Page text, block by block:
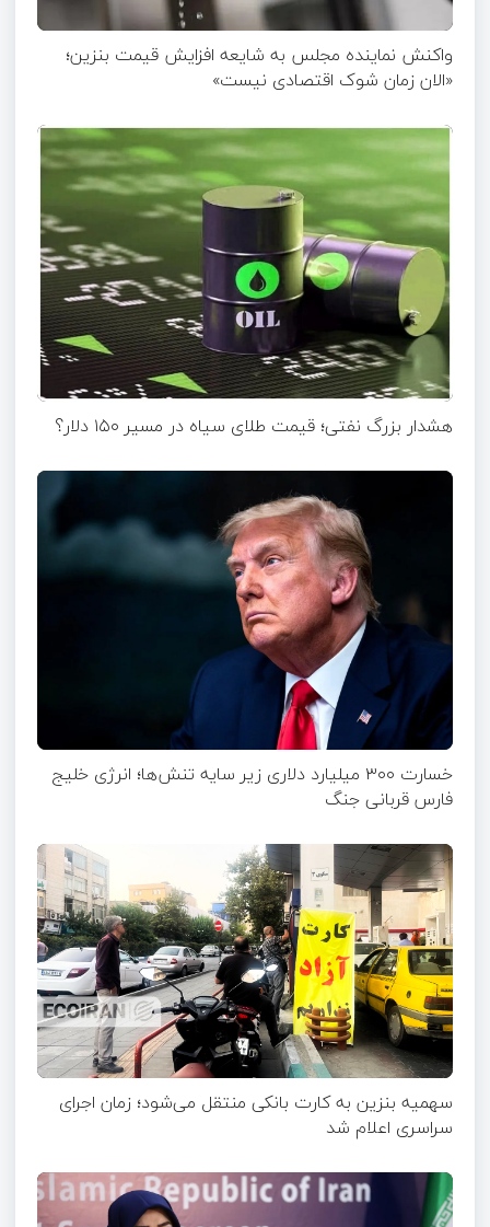
واکنش نماینده مجلس به شایعه افزایش قیمت بنزین؛
«الان زمان شوک اقتصادی نیست»
هشدار بزرگ نفتی؛ قیمت طلای سیاه در مسیر ۱۵۰ دلار؟
خسارت ۳۰۰ میلیارد دلاری زیر سایه تنش‌ها؛ انرژی خلیج
فارس قربانی جنگ
سهمیه بنزین به کارت بانکی منتقل می‌شود؛ زمان اجرای
سراسری اعلام شد